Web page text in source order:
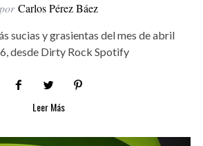
por Carlos Pérez Báez
sucias y grasientas del mes de abril
desde Dirty Rock Spotify
Leer Más